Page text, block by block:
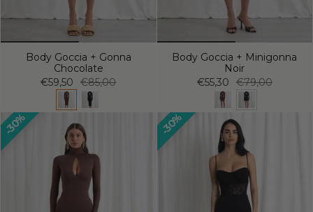
Body Goccia + Gonna
Chocolate
€59,50
€85,00
Body Goccia + Minigonna
Noir
€55,30
€79,00
30% 30%